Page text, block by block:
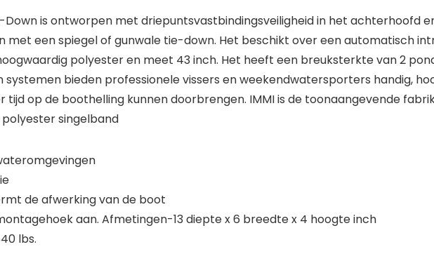
Down is ontworpen met driepuntsvastbindingsveiligheid in het achterhoofd
met een spiegel of gunwale tie-down. Het beschikt over een automatisch
polyester en meet 43 inch. Het heeft een breuksterkte van 2
bieden professionele vissers en weekendwatersporters handig,
tijd op de boothelling kunnen doorbrengen. IMMI is de toonaangevende
singelband
de afwerking van de boot
aan. Afmetingen-13 diepte x 6 breedte x 4 hoogte inch
lbs.